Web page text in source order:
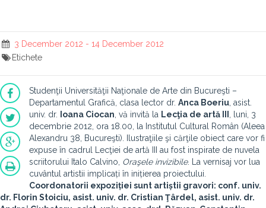
3 December 2012 - 14 December 2012
Etichete
Studenţii Universităţii Naţionale de Arte din Bucureşti –
Departamentul Grafică, clasa lector dr. Anca Boeriu , asist.
univ. dr.
Ioana Ciocan , vă invită la Lecţia de artă III
, luni, 3
decembrie 2012, ora 18.00, la Institutul Cultural Român (Aleea
Alexandru 38, Bucureşti). Ilustraţiile şi cărţile obiect care vor fi
expuse în cadrul Lecţiei de artă III au fost inspirate de nuvela
scriitorului Italo Calvino, Oraşele invizibile. La vernisaj vor lua
cuvântul artistii implicați în inițierea proiectului.
Coordonatorii expoziției sunt artiștii gravori: conf. univ.
dr. Florin Stoiciu, asist. univ. dr. Cristian Ţârdel, asist. univ. dr.